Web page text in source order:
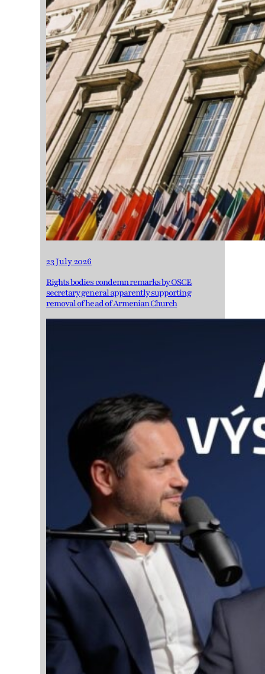
23 July 2026
Rights bodies condemn remarks by OSCE
secretary general apparently supporting
removal of head of Armenian Church